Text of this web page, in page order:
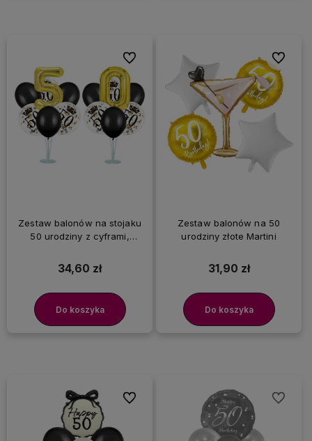
Zestaw balonów na stojaku
50 urodziny z cyframi,
34,60 zł
Do koszyka
Do ulubionych
Zestaw balonów na 50
urodziny złote Martini
31,90 zł
Do koszyka
Do
Do ulubionych Do